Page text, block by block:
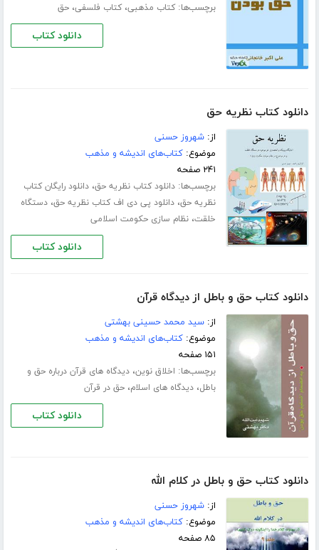
برچسب‌ها:کتاب مذهبی،کتاب فلسفی،حق
دانلود کتاب
دانلود کتاب نظریه حق
از:شهروز حسنی
موضوع:کتاب‌های اندیشه و مذهب
۲۴۱ صفحه
برچسب‌ها:دانلود کتاب نظریه حق،دانلود رایگان کتاب
نظریه حق،دانلود پی دی اف کتاب نظریه حق،دستگاه
خلقت،نظام سازی حکومت اسلامی
دانلود کتاب
دانلود کتاب حق و باطل از دیدگاه قرآن
از:سید محمد حسینی بهشتی
موضوع:کتاب‌های اندیشه و مذهب
۱۵۱ صفحه
برچسب‌ها: اخلاق نوین،دیدگاه های قرآن درباره حق و
باطل،دیدگاه های اسلام،حق در قرآن
دانلود کتاب
دانلود کتاب حق و باطل در کلام الله
از:شهروز حسنی
موضوع:کتاب‌های اندیشه و مذهب
۸۵ صفحه